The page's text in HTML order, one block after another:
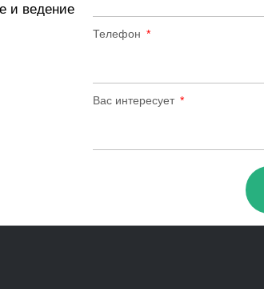
и ведение
Телефон
Вас интересует